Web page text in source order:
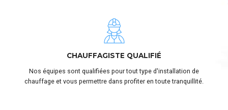
CHAUFFAGISTE QUALIFIÉ
Nos équipes sont qualifiées pour tout type d'installation de
chauffage et vous permettre dans profiter en toute tranquillité.